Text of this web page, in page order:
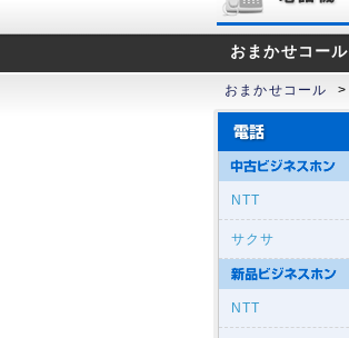
おまかせコー
おまかせコール >
NTT
サクサ
NTT